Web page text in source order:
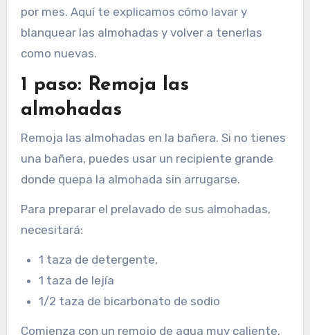
por mes. Aquí te explicamos cómo lavar y
blanquear las almohadas y volver a tenerlas
como nuevas.
1 paso: Remoja las
almohadas
Remoja las almohadas en la bañera. Si no tienes
una bañera, puedes usar un recipiente grande
donde quepa la almohada sin arrugarse.
Para preparar el prelavado de sus almohadas,
necesitará:
1 taza de detergente,
1 taza de lejía
1/2 taza de bicarbonato de sodio
Comienza con un remojo de agua muy caliente,